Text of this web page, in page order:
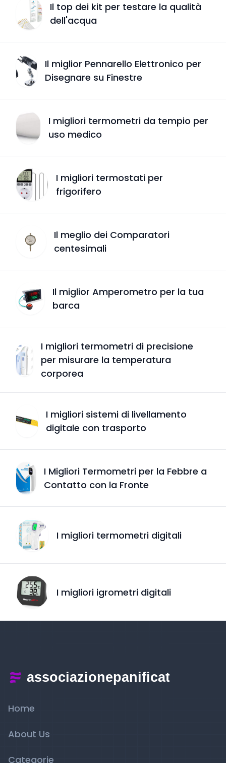
Il top dei kit per testare la qualità
dell'acqua
Il miglior Pennarello Elettronico per
Disegnare su Finestre
I migliori termometri da tempio per
uso medico
I migliori termostati per
frigorifero
Il meglio dei Comparatori
centesimali
Il miglior Amperometro per la tua
barca
I migliori termometri di precisione
per misurare la temperatura
corporea
I migliori sistemi di livellamento
digitale con trasporto
I Migliori Termometri per la Febbre a
Contatto con la Fronte
I migliori termometri digitali
I migliori igrometri digitali
Home
About Us
Categorie